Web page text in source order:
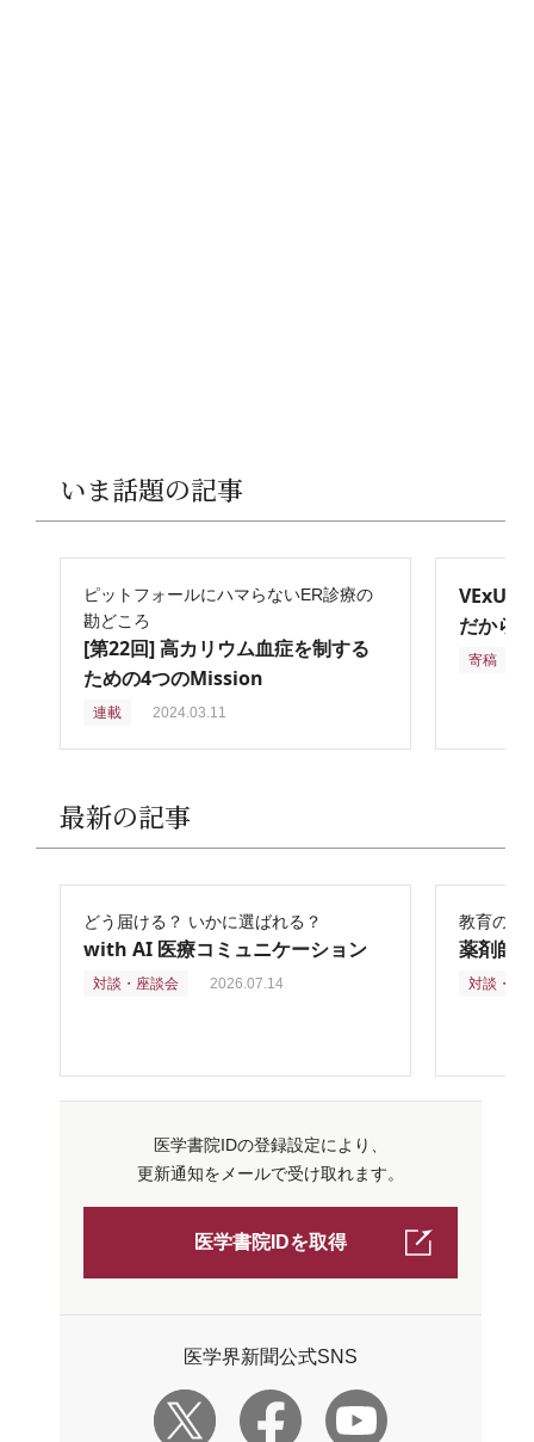
いま話題の記事
ピットフォールにハマらないER診療の
勘どころ
[第22回] 高カリウム血症を制する
ための4つのMission
連載 2024.03.11
VExUS
だから
寄稿
最新の記事
どう届ける？ いかに選ばれる？
with AI 医療コミュニケーション
対談・座談会 2026.07.14
教育の再
薬剤師
対談・座
医学書院IDの登録設定により、
更新通知をメールで受け取れます。
医学書院IDを取得
医学界新聞公式SNS